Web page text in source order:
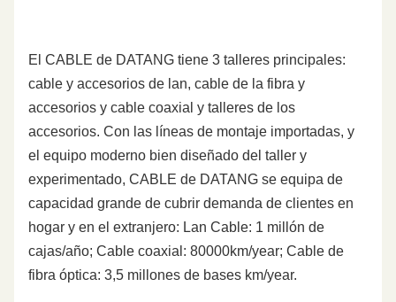
El CABLE de DATANG tiene 3 talleres principales:
cable y accesorios de lan, cable de la fibra y
accesorios y cable coaxial y talleres de los
accesorios. Con las líneas de montaje importadas, y
el equipo moderno bien diseñado del taller y
experimentado, CABLE de DATANG se equipa de
capacidad grande de cubrir demanda de clientes en
hogar y en el extranjero: Lan Cable: 1 millón de
cajas/año; Cable coaxial: 80000km/year; Cable de
fibra óptica: 3,5 millones de bases km/year.